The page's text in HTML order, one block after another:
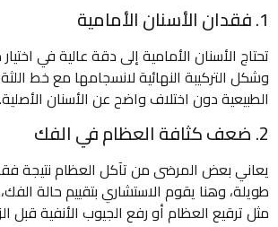
1. فقدان الأسنان الأمامية
تحتاج الأسنان الأمامية إلى دقة عالية في
وشكل التركيبة النهائية لانسجامها مع خط
الطبيعية دون اختلاف واضح عن الأسنان الأصلية.
2. ضعف كثافة العظام في الفك
يعاني بعض المرضى من تآكل العظام نتيجة
طويلة، وهنا يقوم الاستشاري بتقييم حالة
مثل ترقيع العظام أو رفع الجيوب الأنفية قبل